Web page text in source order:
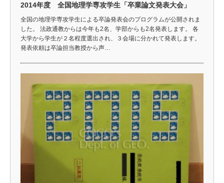
2014年度 全国地理学専攻学生「卒業論文発表大会」
全国の地理学専攻学生による卒論発表会のプログラムが公開されま
した。 法政通教からは今年も2名、学部からも2名発表します。 各
大学から学生が２名程度選出され、３会場に分かれて発表します。
発表依頼は卒論担当教授から声…